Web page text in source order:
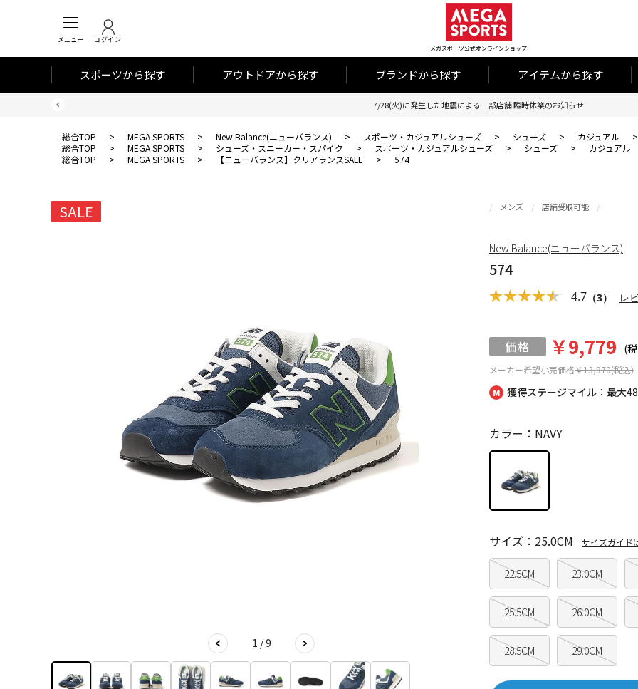
メニュー ログイン
メガスポーツ公式オンラインショップ
スポーツから探す アウトドアから探す ブランドから探す アイテムから探す
7/28(火)に発生した地震による一部店舗 臨時休業のお知らせ
総合TOP > MEGA SPORTS > New Balance(ニューバランス) > スポーツ・カジュアルシューズ > シューズ > カジュアル
総合TOP
> MEGA SPORTS > シューズ・スニーカー・スパイク > スポーツ・カジュアルシューズ > シューズ >
カジュアル
総合TOP
> MEGA SPORTS > 【ニューバランス】クリアランスSALE > 574
SALE
1 / 9
獲得ステージマイル：最大
メンズ 店舗受取可能
574
4.7 （3） レ
メーカー希望小売価格￥13,970(税込)
￥9,779 (
カラー：NAVY
22.5CM 23.0CM
25.5CM 26.0CM
28.5CM 29.0CM
サイズ：25.0CM サイズガイド
New Balance(ニューバランス)